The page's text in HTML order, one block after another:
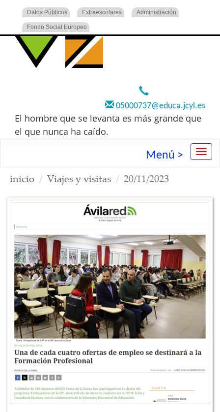
Datos Públicos Extraescolares Administración
Fondo Social Europeo
05000737@educa.jcyl.es
El hombre que se levanta es más grande que
el que nunca ha caído.
Menú >
inicio Viajes y visitas 20/11/2023